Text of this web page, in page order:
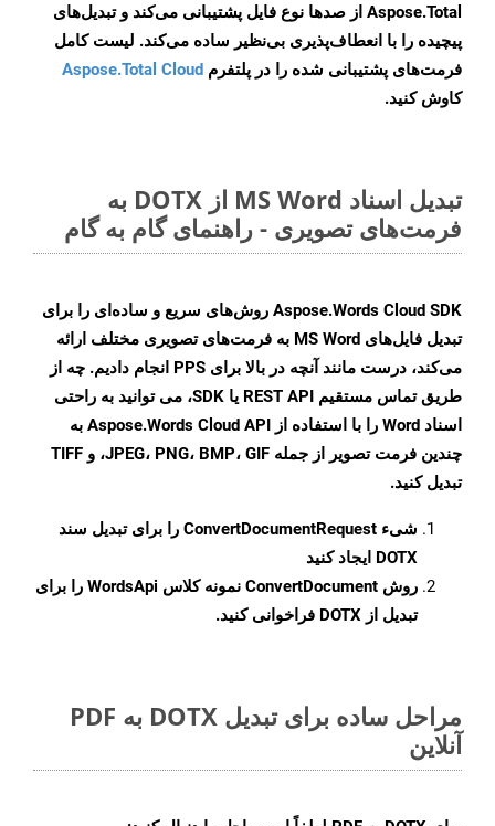
Aspose.Total از صدها نوع فایل پشتیبانی می‌کند و تبدیل‌های
پیچیده را با انعطاف‌پذیری بی‌نظیر ساده می‌کند. لیست کامل
فرمت‌های پشتیبانی شده را در پلتفرم Aspose.Total Cloud
کاوش کنید.
تبدیل اسناد MS Word از DOTX به
فرمت‌های تصویری - راهنمای گام به گام
Aspose.Words Cloud SDK روش‌های سریع و ساده‌ای را برای
تبدیل فایل‌های MS Word به فرمت‌های تصویری مختلف ارائه
می‌کند، درست مانند آنچه در بالا برای PPS انجام دادیم. چه از
طریق تماس مستقیم REST API یا SDK، می توانید به راحتی
اسناد Word را با استفاده از Aspose.Words Cloud API به
چندین فرمت تصویر از جمله JPEG، PNG، BMP، GIF، و TIFF
تبدیل کنید.
شیء ConvertDocumentRequest را برای تبدیل سند
DOTX ایجاد کنید
روش ConvertDocument
نمونه کلاس WordsApi را برای
تبدیل از DOTX فراخوانی کنید.
مراحل ساده برای تبدیل DOTX به PDF
آنلاین